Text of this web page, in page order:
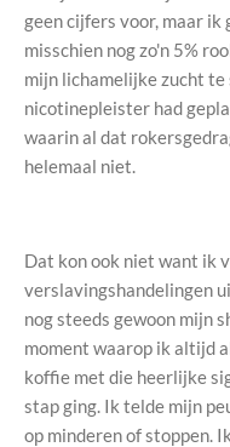
geen cijfers voor, maar ik
misschien nog zo'n 5%
mijn lichamelijke zucht
nicotinepleister had
waarin al dat
helemaal niet.
Dat kon ook niet want ik
verslavingshandelingen
nog steeds gewoon mijn
moment waarop ik altijd
koffie met die heerlijke
stap ging. Ik telde mijn
op minderen of stoppen.